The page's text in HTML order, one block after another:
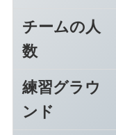
チームの人
数
練習グラウ
ンド